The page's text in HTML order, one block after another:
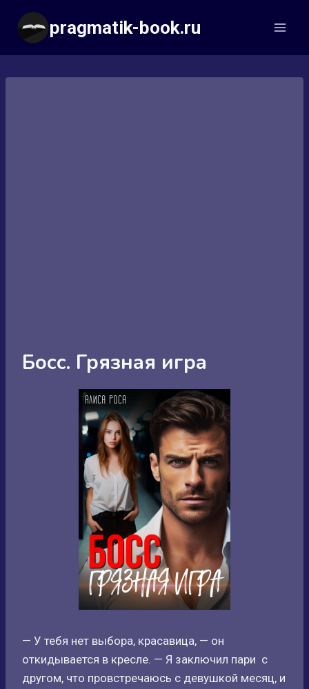
Перейти
содержимому
pragmatik-book.ru
Босс. Грязная игра
— У тебя нет выбора, красавица, — он
откидывается в кресле. — Я заключил пари с
другом, что провстречаюсь с девушкой месяц, и